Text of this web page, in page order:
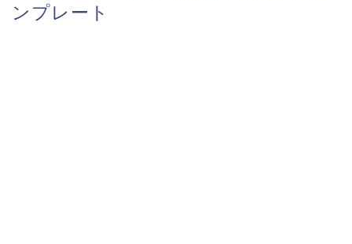
ンプレート